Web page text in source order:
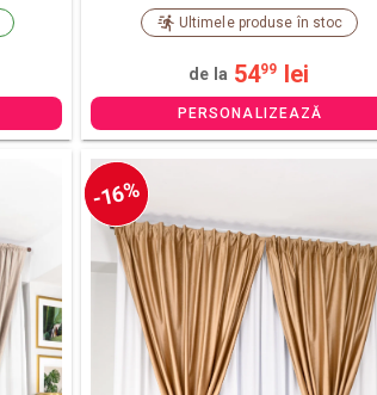
Ultimele produse în stoc
de la 5499 lei
PERSONALIZEAZĂ
-16%